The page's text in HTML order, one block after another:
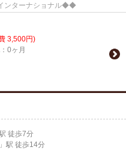
ンターナショナル◆◆
3,500円)
0ヶ月
徒歩7分
」駅 徒歩14分